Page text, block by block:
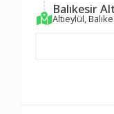
Balıkesir
Altıeylül,